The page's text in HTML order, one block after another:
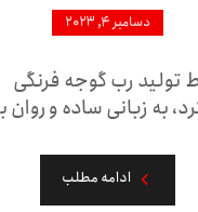
دسامبر ۴, ۲۰۲۳
تولید رب گوجه فرنگی
به زبانی ساده و روان
ادامه مطلب